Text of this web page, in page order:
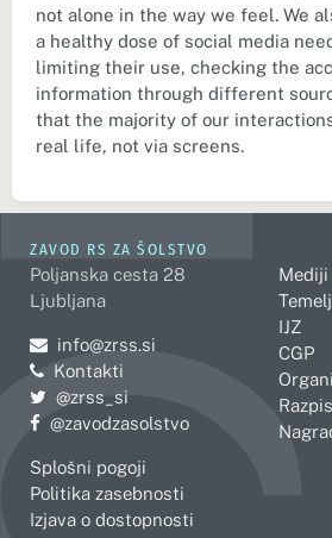
not alone in the way we feel. We
a healthy dose of social media
limiting their use, checking the
information through different
that the majority of our
real life, not via screens.
ZAVOD RS ZA ŠOLSTVO
Poljanska cesta 28
Ljubljana
Pošljite e-mail na
info@zrss.si
Kontakti
Pojdite na Twitter:
@zrss_si
Pojdite na Facebook:
@zavodzasolstvo
Splošni pogoji
Politika zasebnosti
Izjava o dostopnosti
Mediji
IJZ
CGP